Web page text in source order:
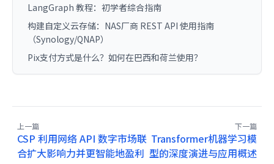
LangGraph 教程：初学者综合指南
构建自定义云存储：NAS厂商 REST API 使用指南
（Synology/QNAP）
Pix支付方式是什么？如何在巴西和荷兰使用？
上一篇
CSP 利用网络 API 数字市场联
合扩大影响力并更智能地盈利
下一篇
Transformer机器学习模
型的深度演进与应用概述